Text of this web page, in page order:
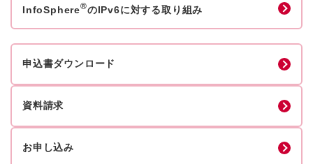
InfoSphere®のIPv6に対する取り組み
申込書ダウンロード
資料請求
お申し込み